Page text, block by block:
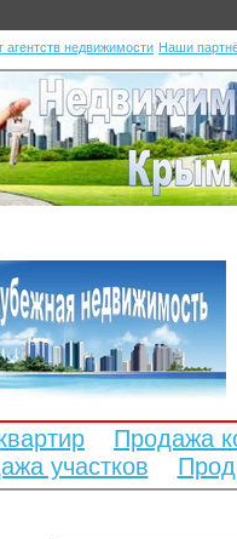
агентств недвижимости Наши
Продажа
участков